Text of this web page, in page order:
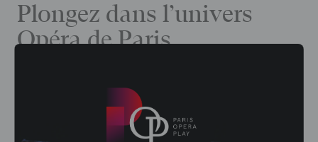
Plongez dans l’univers
Opéra de Paris